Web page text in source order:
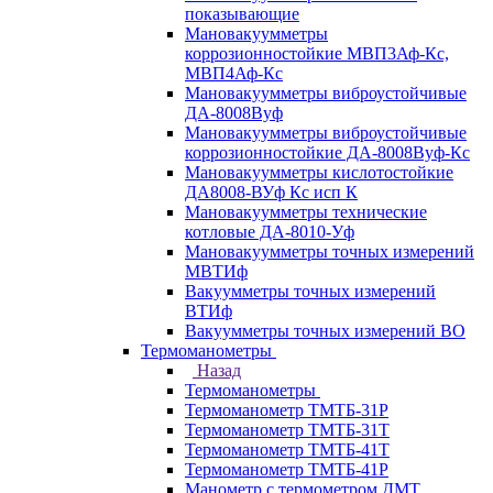
показывающие
Мановакуумметры
коррозионностойкие МВП3Аф-Кс,
МВП4Аф-Кс
Мановакуумметры виброустойчивые
ДА-8008Вуф
Мановакуумметры виброустойчивые
коррозионностойкие ДА-8008Вуф-Кс
Мановакуумметры кислотостойкие
ДА8008-ВУф Кс исп К
Мановакуумметры технические
котловые ДА-8010-Уф
Мановакуумметры точных измерений
МВТИф
Вакуумметры точных измерений
ВТИф
Вакуумметры точных измерений ВО
Термоманометры
Назад
Термоманометры
Термоманометр ТМТБ-31Р
Термоманометр ТМТБ-31Т
Термоманометр ТМТБ-41Т
Термоманометр ТМТБ-41Р
Манометр с термометром ДМТ